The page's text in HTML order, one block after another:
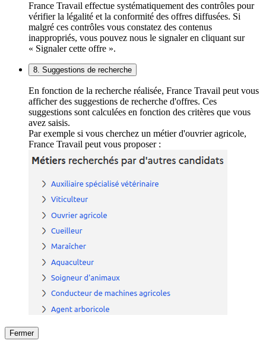
France Travail effectue systématiquement des contrôles pour
vérifier la légalité et la conformité des offres diffusées. Si
malgré ces contrôles vous constatez des contenus
inappropriés, vous pouvez nous le signaler en cliquant sur
« Signaler cette offre ».
8. Suggestions de recherche
En fonction de la recherche réalisée, France Travail peut vous
afficher des suggestions de recherche d'offres. Ces
suggestions sont calculées en fonction des critères que vous
avez saisis.
Par exemple si vous cherchez un métier d'ouvrier agricole,
France Travail peut vous proposer :
Fermer